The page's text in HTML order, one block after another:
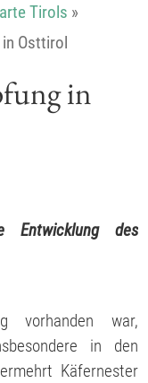
Tirols »
Osttirol
in
Entwicklung des
vorhanden war,
in den
Käfernester